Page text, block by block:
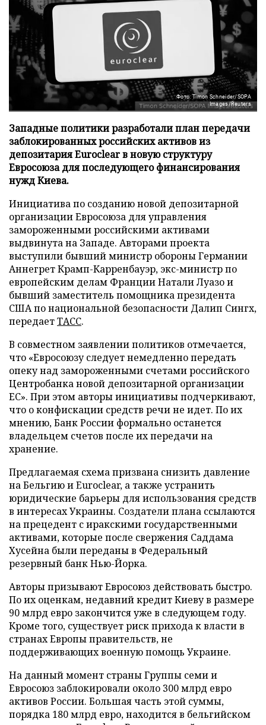
Фото: Timon Schneider/SOPA
Images/Reuters
Западные политики разработали план передачи
заблокированных российских активов из
депозитария Euroclear в новую структуру
Евросоюза для последующего финансирования
нужд Киева.
Инициатива по созданию новой депозитарной
организации Евросоюза для управления
замороженными российскими активами
выдвинута на Западе. Авторами проекта
выступили бывший министр обороны Германии
Аннегрет Крамп-Карренбауэр, экс-министр по
европейским делам Франции Натали Луазо и
бывший заместитель помощника президента
США по национальной безопасности Далип Сингх,
передаетТАСС.
В совместном заявлении политиков отмечается,
что «Евросоюзу следует немедленно передать
опеку над замороженными счетами российского
Центробанка новой депозитарной организации
ЕС». При этом авторы инициативы подчеркивают,
что о конфискации средств речи не идет. По их
мнению, Банк России формально останется
владельцем счетов после их передачи на
хранение.
Предлагаемая схема призвана снизить давление
на Бельгию и Euroclear, а также устранить
юридические барьеры для использования средств
в интересах Украины. Создатели плана ссылаются
на прецедент с иракскими государственными
активами, которые после свержения Саддама
Хусейна были переданы в Федеральный
резервный банк Нью-Йорка.
Авторы призывают Евросоюз действовать быстро.
По их оценкам, недавний кредит Киеву в размере
90 млрд евро закончится уже в следующем году.
Кроме того, существует риск прихода к власти в
странах Европы правительств, не
поддерживающих военную помощь Украине.
На данный момент страны Группы семи и
Евросоюз заблокировали около 300 млрд евро
активов России. Большая часть этой суммы,
порядка 180 млрд евро, находится в бельгийском